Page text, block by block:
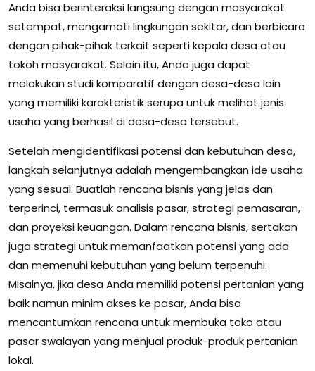
Anda bisa berinteraksi langsung dengan masyarakat
setempat, mengamati lingkungan sekitar, dan berbicara
dengan pihak-pihak terkait seperti kepala desa atau
tokoh masyarakat. Selain itu, Anda juga dapat
melakukan studi komparatif dengan desa-desa lain
yang memiliki karakteristik serupa untuk melihat jenis
usaha yang berhasil di desa-desa tersebut.
Setelah mengidentifikasi potensi dan kebutuhan desa,
langkah selanjutnya adalah mengembangkan ide usaha
yang sesuai. Buatlah rencana bisnis yang jelas dan
terperinci, termasuk analisis pasar, strategi pemasaran,
dan proyeksi keuangan. Dalam rencana bisnis, sertakan
juga strategi untuk memanfaatkan potensi yang ada
dan memenuhi kebutuhan yang belum terpenuhi.
Misalnya, jika desa Anda memiliki potensi pertanian yang
baik namun minim akses ke pasar, Anda bisa
mencantumkan rencana untuk membuka toko atau
pasar swalayan yang menjual produk-produk pertanian
lokal.